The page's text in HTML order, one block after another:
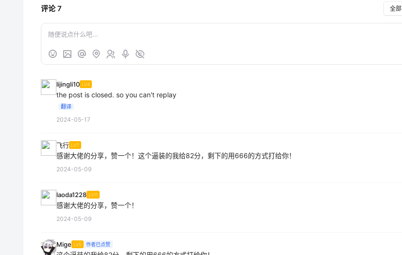
评论7 全部
lijingli10 LV4
the post is closed. so you can't replay
翻译
2024-05-17
飞行 LV7
感谢大佬的分享，赞一个！这个逼装的我给82分，剩下的用666的方式打给你！
2024-05-09
laoda1228 LV11
感谢大佬的分享，赞一个！
2024-05-09
Mige LV5 作者已点赞